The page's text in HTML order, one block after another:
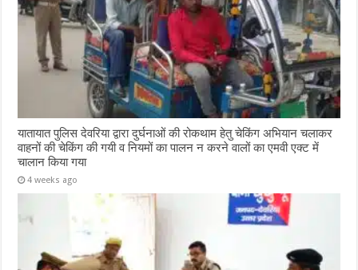
यातायात पुलिस देवरिया द्वारा दुर्घनाओं की रोकथाम हेतु चेकिंग अभियान चलाकर
वाहनों की चेकिंग की गयी व नियमों का पालन न करने वालों का एमवी एक्ट में
चालान किया गया
4 weeks ago